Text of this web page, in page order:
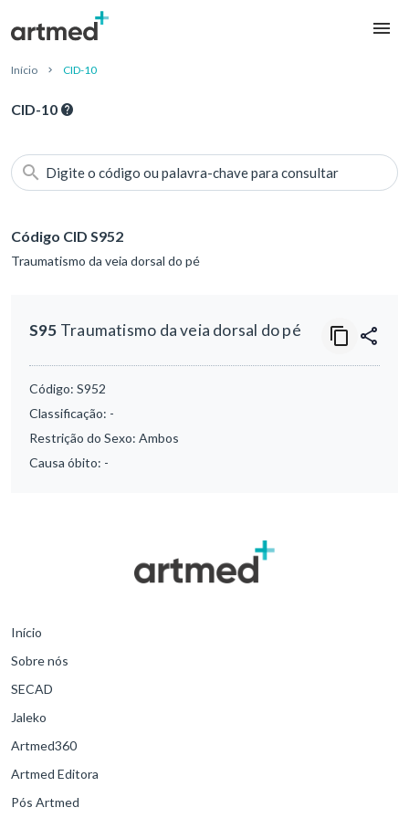
Início CID-10
CID-10
Digite o código ou palavra-chave para consultar
Código CID S952
Traumatismo da veia dorsal do pé
S95 Traumatismo da veia dorsal do pé
Código: S952
Classificação: -
Restrição do Sexo: Ambos
Causa óbito: -
Início
Sobre nós
SECAD
Jaleko
Artmed360
Artmed Editora
Pós Artmed